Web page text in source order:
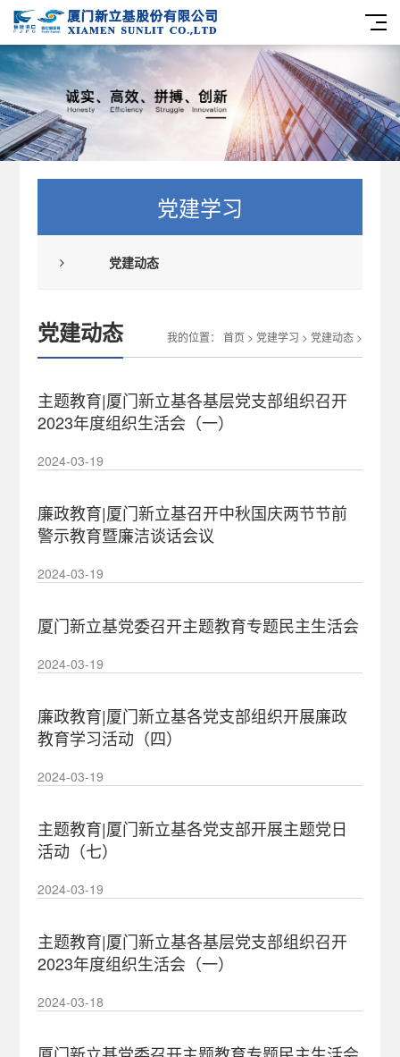
党建学习
党建动态
党建动态 我的位置： 首页> 党建学习 > 党建动态>
主题教育|厦门新立基各基层党支部组织召开
2023年度组织生活会（一）
2024-03-19
廉政教育|厦门新立基召开中秋国庆两节节前
警示教育暨廉洁谈话会议
2024-03-19
厦门新立基党委召开主题教育专题民主生活会
2024-03-19
廉政教育|厦门新立基各党支部组织开展廉政
教育学习活动（四）
2024-03-19
主题教育|厦门新立基各党支部开展主题党日
活动（七）
2024-03-19
主题教育|厦门新立基各基层党支部组织召开
2023年度组织生活会（一）
2024-03-18